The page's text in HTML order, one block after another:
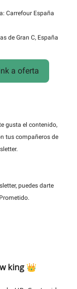
Carrefour España
de Gran C, España
a oferta
gusta el contenido,
tus compañeros de
puedes darte
king 👑